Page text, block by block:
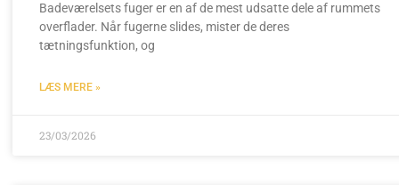
Badeværelsets fuger er en af de mest udsatte dele af rummets
overflader. Når fugerne slides, mister de deres
tætningsfunktion, og
LÆS MERE »
23/03/2026